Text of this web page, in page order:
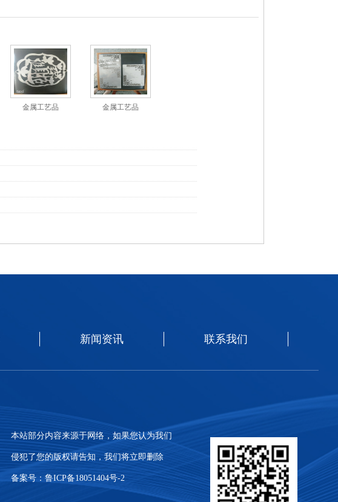
金属工艺品 金属工艺品
新闻资讯
联系我们
本站部分内容来源于网络，如果您认为我们
侵犯了您的版权请告知，我们将立即删除
备案号：鲁ICP备18051404号-2